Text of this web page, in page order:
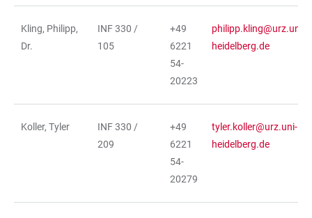
Kling, Philipp,
Dr.
INF 330 /
105
+49
6221
54-
20223
philipp.kling@urz.uni-
heidelberg.de
Koller, Tyler
INF 330 /
209
+49
6221
54-
20279
tyler.koller@urz.uni-
heidelberg.de